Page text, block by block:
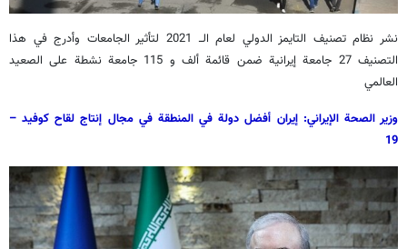
نشر نظام تصنيف التايمز الدولي لعام الــ 2021 لتأثير الجامعات وأدرج في هذا
التصنيف 27 جامعة إيرانية ضمن قائمة ألف و 115 جامعة نشطة على الصعيد
العالمي
وزير الصحة الإيراني: إيران أفضل دولة في المنطقة في مجال إنتاج لقاح كوفيد –
19